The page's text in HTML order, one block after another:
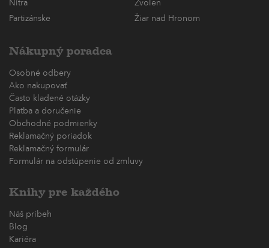
Nitra
Zvolen
Partizánske
Žiar nad Hronom
Nákupný poradca
Osobné odbery
Ako nakupovať
Často kladené otázky
Platba a doručenie
Obchodné podmienky
Reklamačný poriadok
Reklamačný formulár
Formulár na odstúpenie od zmluvy
Knihy pre každého
Náš príbeh
Blog
Kariéra